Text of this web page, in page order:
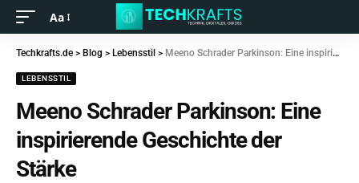
Aa
Techkrafts.de > Blog > Lebensstil > Meeno Schrader Parkinson: Eine inspirierende Geschichte der Stärke
LEBENSSTIL
Meeno Schrader Parkinson: Eine
inspirierende Geschichte der
Stärke